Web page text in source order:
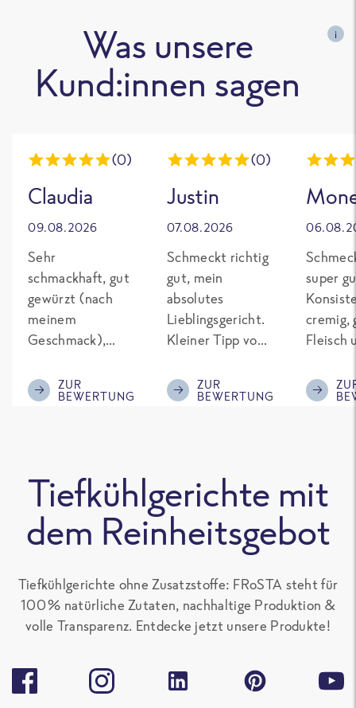
Was unsere
Kund:innen sagen
i
(0)
Claudia
09.08.2026
Sehr
schmackhaft, gut
gewürzt (nach
meinem
Geschmack),
Menge für den
'großen Hunger',
Gerichte, die kein
Paprika
enthalten, sehr
gern.
ZUR
BEWERTUNG
(0)
Justin
07.08.2026
Schmeckt richtig
gut, mein
absolutes
Lieblingsgericht.
Kleiner Tipp von
kleinen Schuss an
Sojasoße mit
besser.
ZUR
BEWERTUNG
super
cremig,
Fleisch
wir auf
nicht
Aber
Tiefkühlgerichte mit
dem Reinheitsgebot
Tiefkühlgerichte ohne Zusatzstoffe: FRoSTA steht für
100 % natürliche Zutaten, nachhaltige Produktion &
volle Transparenz. Entdecke jetzt unsere Produkte!